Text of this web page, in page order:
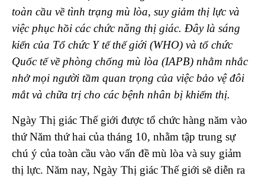
toàn cầu về tình trạng mù lòa, suy giảm thị lực và
việc phục hồi các chức năng thị giác. Đây là sáng
kiến của Tổ chức Y tế thế giới (WHO) và tổ chức
Quốc tế về phòng chống mù lòa (IAPB) nhằm nhắc
nhở mọi người tầm quan trọng của việc bảo vệ đôi
mắt và chữa trị cho các bệnh nhân bị khiếm thị.
Ngày Thị giác Thế giới được tổ chức hàng năm vào
thứ Năm thứ hai của tháng 10, nhằm tập trung sự
chú ý của toàn cầu vào vấn đề mù lòa và suy giảm
thị lực. Năm nay, Ngày Thị giác Thế giới sẽ diễn ra